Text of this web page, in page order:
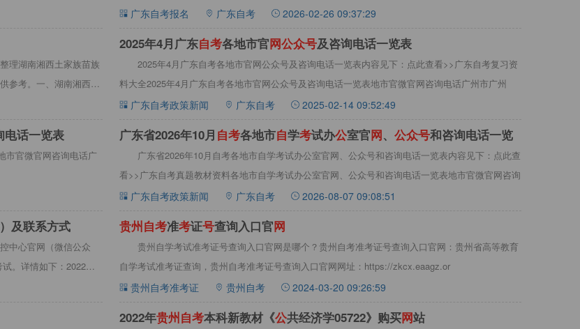
报考。详
广东自考报名 广东自考 2026-02-26 09:37:29
理湖南湘西土家族苗族
参考。一、湖南湘西土
2025年4月广东自考各地市官网公众号及咨询电话一览表
2025年4月广东自考各地市官网公众号及咨询电话一览表内容见下：点此查看>>广东自考复习资
料大全2025年4月广东自考各地市官网公众号及咨询电话一览表地市官微官网咨询电话广州市广州
广东自考政策新闻 广东自考 2025-02-14 09:52:49
电话一览表
市官微官网咨询电话广
广东省2026年10月 自考各地市自学考试办公室官网、 公众号和咨询电话一览
广东省2026年10月自考各地市自学考试办公室官网、公众号和咨询电话一览表内容见下：点此查
看>>广东自考真题教材资料各地市自学考试办公室官网、公众号和咨询电话一览表地市官微官网咨询
广东自考政策新闻 广东自考 2026-08-07 09:08:51
）及联系方式
中心官网（微信公众
。详情如下：2022年
贵州自考准考证号查询入口官网
贵州自学考试准考证号查询入口官网是哪个？贵州自考准考证号查询入口官网：贵州省高等教育
自学考试准考证查询，贵州自考准考证号查询入口官网网址：https://zkcx.eaagz.or
贵州自考准考证 贵州自考 2024-03-20 09:26:59
2022年贵州自考本科新教材《公共经济学05722》购买网站